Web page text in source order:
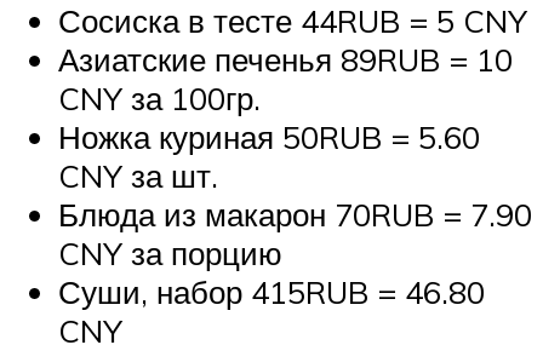
Сосиска в тесте 44RUB = 5 CNY
Азиатские печенья 89RUB = 10
CNY за 100гр.
Ножка куриная 50RUB = 5.60
CNY за шт.
Блюда из макарон 70RUB = 7.90
CNY за порцию
Суши, набор 415RUB = 46.80
CNY